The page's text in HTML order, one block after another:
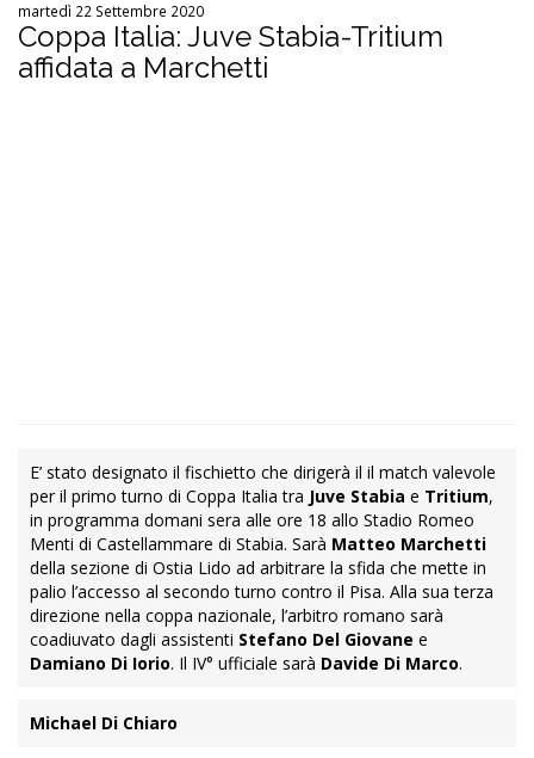
martedì 22 Settembre 2020
Coppa Italia: Juve Stabia-Tritium
affidata a Marchetti
E’ stato designato il fischietto che dirigerà il il match valevole
per il primo turno di Coppa Italia tra Juve Stabia e Tritium,
in programma domani sera alle ore 18 allo Stadio Romeo
Menti di Castellammare di Stabia. Sarà Matteo Marchetti
della sezione di Ostia Lido ad arbitrare la sfida che mette in
palio l’accesso al secondo turno contro il Pisa. Alla sua terza
direzione nella coppa nazionale, l’arbitro romano sarà
coadiuvato dagli assistenti Stefano Del Giovane e
Damiano Di Iorio. Il IV° ufficiale sarà Davide Di Marco.
Michael Di Chiaro